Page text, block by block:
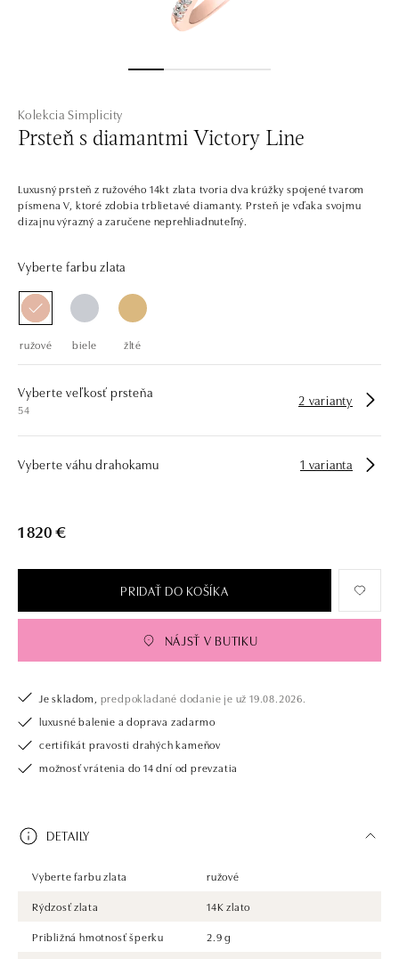
Kolekcia Simplicity
Prsteň s diamantmi Victory Line
Luxusný prsteň z ružového 14kt zlata tvoria dva krúžky spojené tvarom
písmena V, ktoré zdobia trblietavé diamanty. Prsteň je vďaka svojmu
dizajnu výrazný a zaručene neprehliadnuteľný.
Vyberte farbu zlata
ružové biele žlté
Vyberte veľkosť prsteňa
54
2 varianty
Vyberte váhu drahokamu 1 varianta
1 820 €
PRIDAŤ DO KOŠÍKA
NÁJSŤ V BUTIKU
Je skladom, predpokladané dodanie je už 19.08.2026.
luxusné balenie a doprava zadarmo
certifikát pravosti drahých kameňov
možnosť vrátenia do 14 dní od prevzatia
DETAILY
Vyberte farbu zlata
ružové
Rýdzosť zlata
14K zlato
Približná hmotnosť šperku
2.9 g